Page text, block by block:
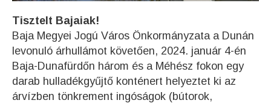
Tisztelt Bajaiak!
Baja Megyei Jogú Város Önkormányzata a Dunán
levonuló árhullámot követően, 2024. január 4-én
Baja-Dunafürdőn három és a Méhész fokon egy
darab hulladékgyűjtő konténert helyeztet ki az
árvízben tönkrement ingóságok (bútorok,